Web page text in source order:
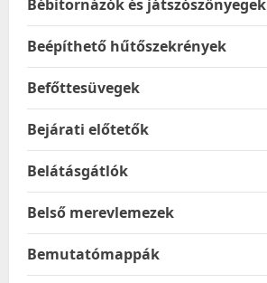
Bébitornázók és játszószőnyegek
Beépíthető hűtőszekrények
Befőttesüvegek
Bejárati előtetők
Belátásgátlók
Belső merevlemezek
Bemutatómappák